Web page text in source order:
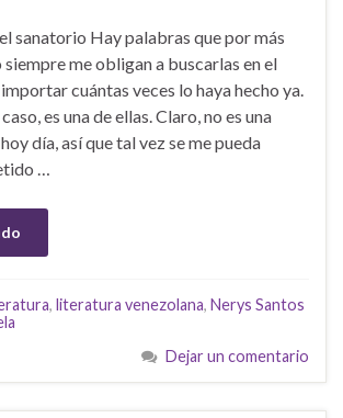
sanatorio Hay palabras que por más
siempre me obligan a buscarlas en el
cuántas veces lo haya hecho ya.
es una de ellas. Claro, no es una
día, así que tal vez se me pueda
…
, literatura venezolana, Nerys Santos
Dejar un comentario